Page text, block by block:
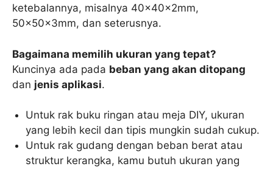
ketebalannya, misalnya 40x40x2mm,
50x50x3mm, dan seterusnya.
Bagaimana memilih ukuran yang tepat?
Kuncinya ada pada beban yang akan ditopang
dan jenis aplikasi.
Untuk rak buku ringan atau meja DIY, ukuran
yang lebih kecil dan tipis mungkin sudah cukup.
Untuk rak gudang dengan beban berat atau
struktur kerangka, kamu butuh ukuran yang